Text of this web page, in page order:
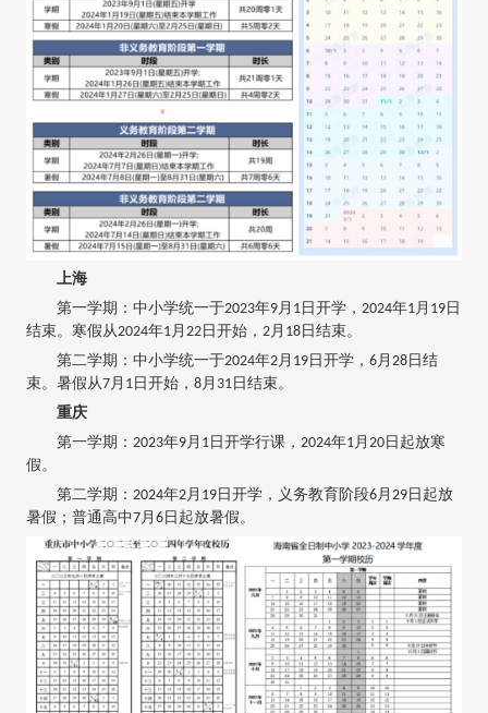
上海
第一学期：中小学统一于2023年9月1日开学，2024年1月19日
结束。寒假从2024年1月22日开始，2月18日结束。
第二学期：中小学统一于2024年2月19日开学，6月28日结
束。暑假从7月1日开始，8月31日结束。
重庆
第一学期：2023年9月1日开学行课，2024年1月20日起放寒
假。
第二学期：2024年2月19日开学，义务教育阶段6月29日起放
暑假；普通高中7月6日起放暑假。